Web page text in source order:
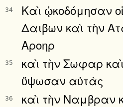
34
Καὶ ᾠκοδόμησαν
Δαιβων καὶ τὴν
Αροηρ
35
καὶ τὴν Σωφαρ
ὕψωσαν αὐτὰς
36
καὶ τὴν Ναμβραν